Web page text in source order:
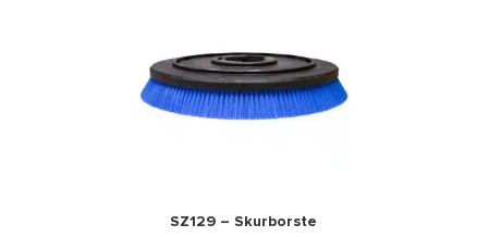
SZ129 – Skurborste